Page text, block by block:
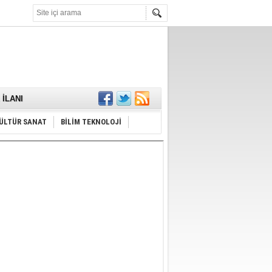
SANAT BİLİM TEKNOLOJİ